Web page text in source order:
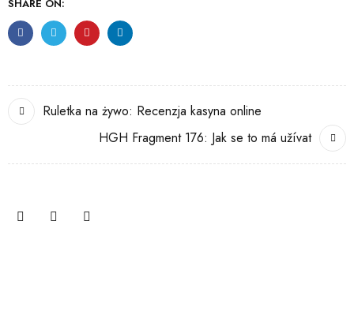
SHARE ON:
Ruletka na żywo: Recenzja kasyna online
HGH Fragment 176: Jak se to má užívat